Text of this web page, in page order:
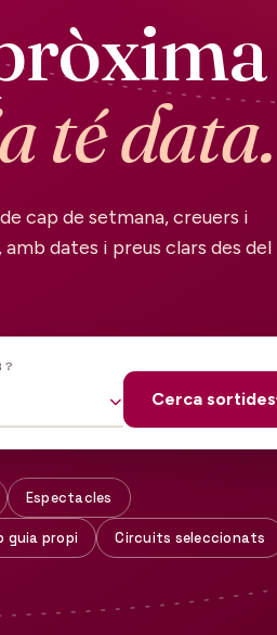
té data.
cap de setmana, creuers i
dates i preus clars des del
Cerca sortides
Espectacles
guia propi Circuits seleccionats